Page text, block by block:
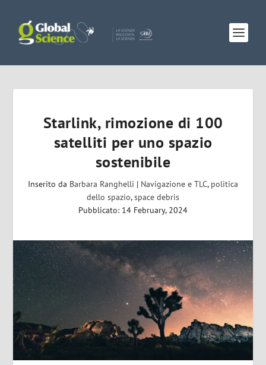
Starlink, rimozione di 100
satelliti per uno spazio
sostenibile
Inserito da Barbara Ranghelli | Navigazione e TLC, politica
dello spazio,space debris
Pubblicato: 14 February, 2024